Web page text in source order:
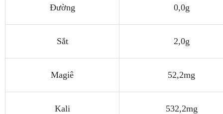
Đường 0,0g
Sắt 2,0g
Magiê 52,2mg
Kali 532,2mg